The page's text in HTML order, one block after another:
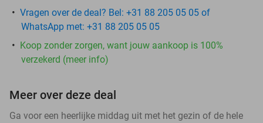
Vragen over de deal? Bel: +31 88 205 05 05 of
WhatsApp met: +31 88 205 05 05
Koop zonder zorgen, want jouw aankoop is 100%
verzekerd (meer info)
Meer over deze deal
Ga voor een heerlijke middag uit met het gezin of de hele